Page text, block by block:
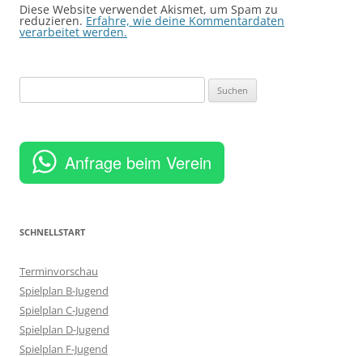
Diese Website verwendet Akismet, um Spam zu
reduzieren. Erfahre, wie deine Kommentardaten
verarbeitet werden.
nach:
Anfrage beim Verein
SCHNELLSTART
Terminvorschau
Spielplan B-Jugend
Spielplan C-Jugend
Spielplan D-Jugend
Spielplan F-Jugend